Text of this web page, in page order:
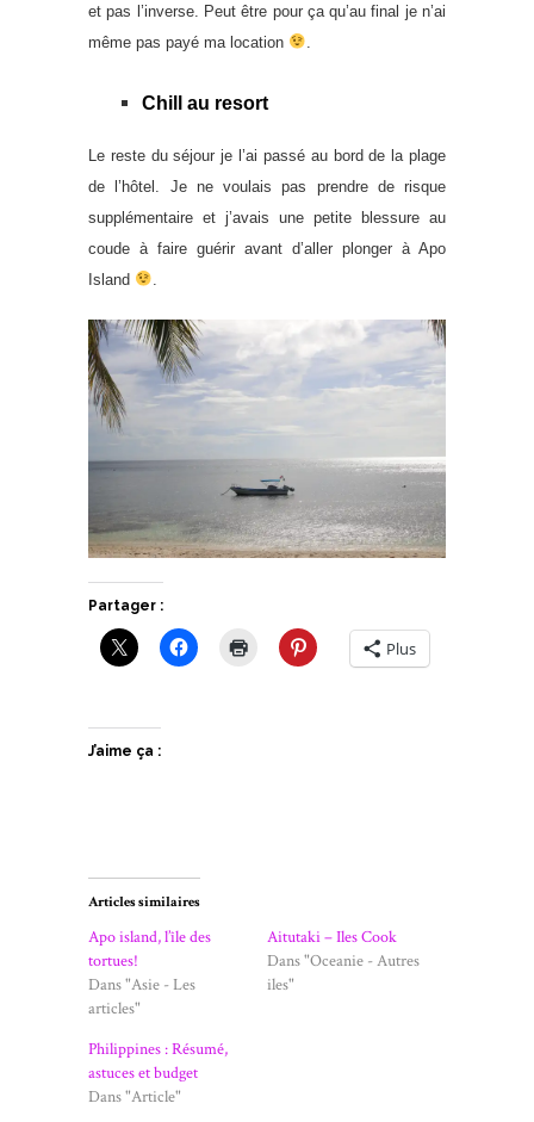
et pas l’inverse. Peut être pour ça qu’au final je n’ai
même pas payé ma location
Chill au resort
Le reste du séjour je l’ai passé au bord de la plage
de l’hôtel. Je ne voulais pas prendre de risque
supplémentaire et j’avais une petite blessure au
coude à faire guérir avant d’aller plonger à Apo
Island
Partager :
Plus
J’aime ça :
Articles similaires
Apo island, l’île des
tortues!
Dans "Asie - Les
articles"
Aitutaki – Iles Cook
Dans "Oceanie - Autres
iles"
Philippines : Résumé,
astuces et budget
Dans "Article"